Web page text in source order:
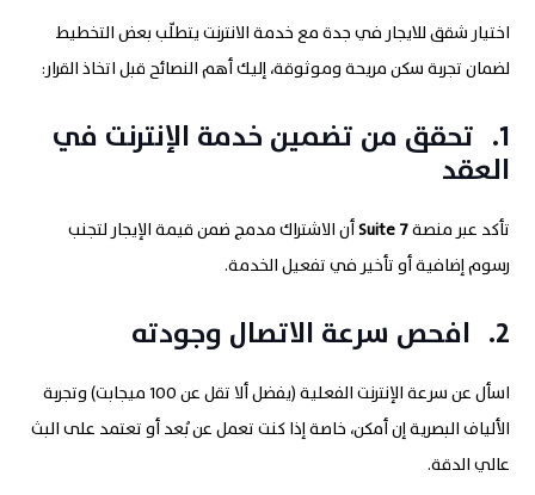
اختيار شقق للايجار في جدة مع خدمة الانترنت يتطلّب بعض التخطيط
لضمان تجربة سكن مريحة وموثوقة، إليك أهم النصائح قبل اتخاذ القرار:
1. تحقق من تضمين خدمة الإنترنت في
العقد
تأكد عبر منصة Suite7
أن الاشتراك مدمج ضمن قيمة الإيجار لتجنب
رسوم إضافية أو تأخير في تفعيل الخدمة.
2. افحص سرعة الاتصال وجودته
اسأل عن سرعة الإنترنت الفعلية (يفضل ألا تقل عن 100 ميجابت) وتجربة
الألياف البصرية إن أمكن، خاصة إذا كنت تعمل عن بُعد أو تعتمد على البث
عالي الدقة.